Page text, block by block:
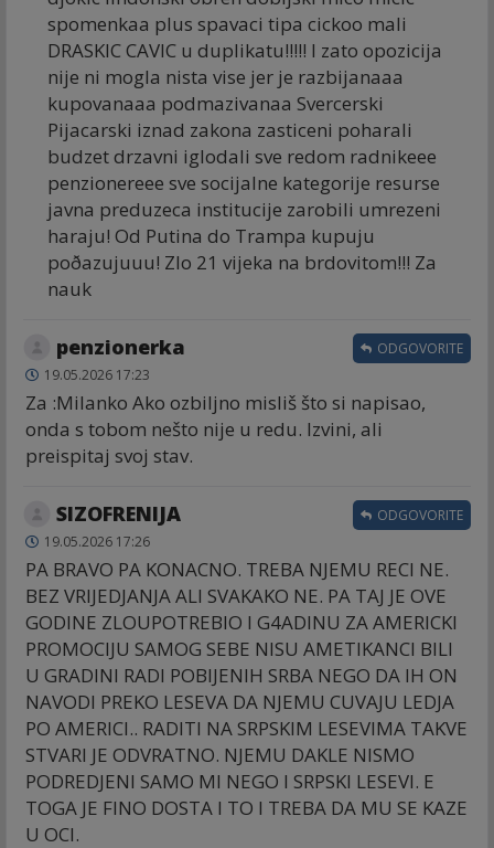
spomenkaa plus spavaci tipa cickoo mali
DRASKIC CAVIC u duplikatu!!!!! I zato opozicija
nije ni mogla nista vise jer je razbijanaaa
kupovanaaa podmazivanaa Svercerski
Pijacarski iznad zakona zasticeni poharali
budzet drzavni iglodali sve redom radnikeee
penzionereee sve socijalne kategorije resurse
javna preduzeca institucije zarobili umrezeni
haraju! Od Putina do Trampa kupuju
poðazujuuu! Zlo 21 vijeka na brdovitom!!! Za
nauk
penzionerka
19.05.2026 17:23
Za :Milanko Ako ozbiljno misliš što si napisao,
onda s tobom nešto nije u redu. Izvini, ali
preispitaj svoj stav.
ODGOVORITE
SIZOFRENIJA
19.05.2026 17:26
PA BRAVO PA KONACNO. TREBA NJEMU RECI NE.
BEZ VRIJEDJANJA ALI SVAKAKO NE. PA TAJ JE OVE
GODINE ZLOUPOTREBIO I G4ADINU ZA AMERICKI
PROMOCIJU SAMOG SEBE NISU AMETIKANCI BILI
U GRADINI RADI POBIJENIH SRBA NEGO DA IH ON
NAVODI PREKO LESEVA DA NJEMU CUVAJU LEDJA
PO AMERICI.. RADITI NA SRPSKIM LESEVIMA TAKVE
STVARI JE ODVRATNO. NJEMU DAKLE NISMO
PODREDJENI SAMO MI NEGO I SRPSKI LESEVI. E
TOGA JE FINO DOSTA I TO I TREBA DA MU SE KAZE
U OCI.
ODGOVORITE